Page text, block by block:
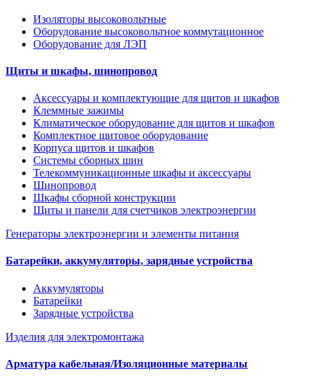
Изоляторы высоковольтные
Оборудование высоковольтное коммутационное
Оборудование для ЛЭП
Щиты и шкафы, шинопровод
Аксессуары и комплектующие для щитов и шкафов
Клеммные зажимы
Климатическое оборудование для щитов и шкафов
Комплектное щитовое оборудование
Корпуса щитов и шкафов
Системы сборных шин
Телекоммуникационные шкафы и аксессуары
Шинопровод
Шкафы сборной конструкции
Щиты и панели для счетчиков электроэнергии
Генераторы электроэнергии и элементы питания
Батарейки, аккумуляторы, зарядные устройства
Аккумуляторы
Батарейки
Зарядные устройства
Изделия для электромонтажа
Арматура кабельная/Изоляционные материалы